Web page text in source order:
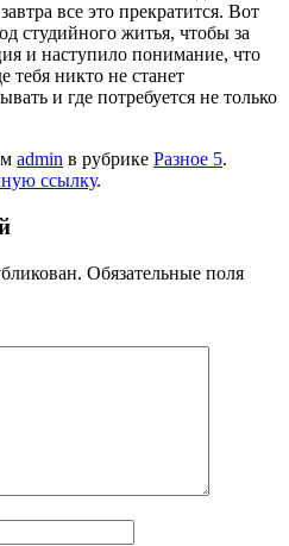
все это прекратится. Вот
студийного житья, чтобы за
и наступило понимание, что
тебя никто не станет
и где потребуется не только
admin в рубрике Разное 5.
ссылку.
Обязательные поля